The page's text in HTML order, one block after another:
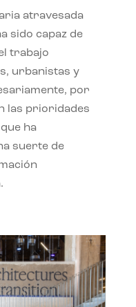
atravesada
sido capaz de
trabajo
urbanistas y
por
las prioridades
ha
suerte de